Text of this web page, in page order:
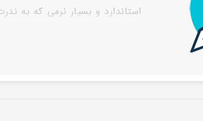
استاندارد و بسیار نرمی که به
مشخصات: